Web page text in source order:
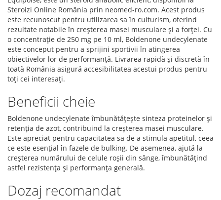
Steroizi Online România prin neomed-ro.com. Acest produs
este recunoscut pentru utilizarea sa în culturism, oferind
rezultate notabile în creșterea masei musculare și a forței. Cu
o concentrație de 250 mg pe 10 ml, Boldenone undecylenate
este conceput pentru a sprijini sportivii în atingerea
obiectivelor lor de performanță. Livrarea rapidă și discretă în
toată România asigură accesibilitatea acestui produs pentru
toți cei interesați.
Beneficii cheie
Boldenone undecylenate îmbunătățește sinteza proteinelor și
retenția de azot, contribuind la creșterea masei musculare.
Este apreciat pentru capacitatea sa de a stimula apetitul, ceea
ce este esențial în fazele de bulking. De asemenea, ajută la
creșterea numărului de celule roșii din sânge, îmbunătățind
astfel rezistența și performanța generală.
Dozaj recomandat